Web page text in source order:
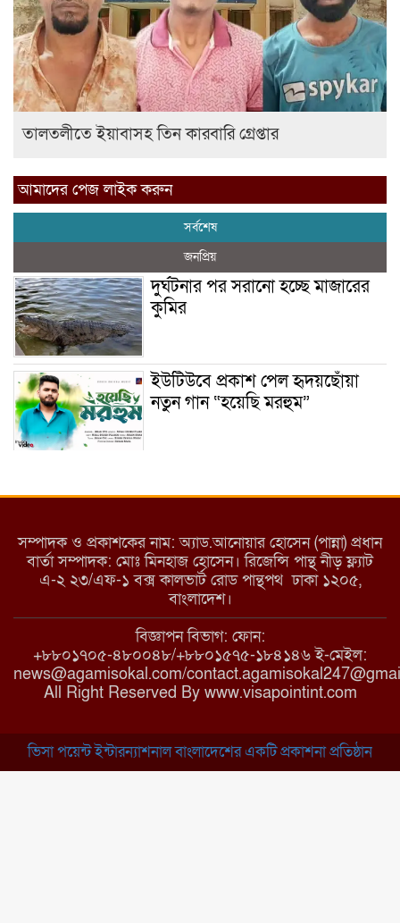
তালতলীতে ইয়াবাসহ তিন কারবারি গ্রেপ্তার
আমাদের পেজ লাইক করুন
সর্বশেষ
জনপ্রিয়
দুর্ঘটনার পর সরানো হচ্ছে মাজারের
কুমির
ইউটিউবে প্রকাশ পেল হৃদয়ছোঁয়া
নতুন গান “হয়েছি মরহুম”
মরণ নেশা
মাধবপুরে কমিউনিটি ক্লিনিকে
অনিয়মের অভিযোগ
রাজবাড়ী: বালিয়াকান্দিতে কিশোরীর
ঝুলন্ত মরদেহ উদ্ধার
সম্পাদক ও প্রকাশকের নাম: অ্যাড.আনোয়ার হোসেন (পান্না) প্রধান
বার্তা সম্পাদক: মোঃ মিনহাজ হোসেন। রিজেন্সি পান্থ নীড় ফ্ল্যাট
এ-২ ২৩/এফ-১ বক্স কালভার্ট রোড পান্থপথ ঢাকা ১২০৫,
বাংলাদেশ।
বিজ্ঞাপন বিভাগ: ফোন:
+৮৮০১৭০৫-৪৮০০৪৮/+৮৮০১৫৭৫-১৮৪১৪৬ ই-মেইল:
news@agamisokal.com/
All Right Reserved By www.visapointint.com
ভিসা পয়েন্ট ইন্টারন্যাশনাল বাংলাদেশের একটি প্রকাশনা প্রতিষ্ঠান